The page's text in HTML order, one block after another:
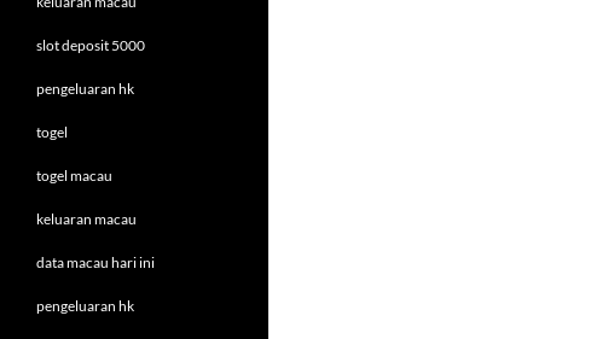
slot deposit 5000
pengeluaran hk
togel
togel macau
keluaran macau
data macau hari ini
pengeluaran hk